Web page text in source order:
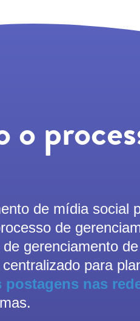
de mídia social
de
gerenciamento de
para
postagens nas